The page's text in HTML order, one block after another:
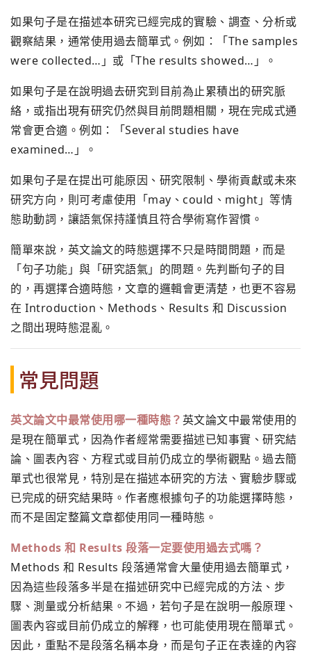
如果句子是在描述本研究已經完成的實驗、調查、分析或
觀察結果，通常使用過去簡單式。例如：「The samples
were collected…」或「The results showed…」。
如果句子是在說明過去研究到目前為止累積出的研究脈
絡，或指出現有研究仍然與目前問題相關，現在完成式通
常會更合適。例如：「Several studies have
examined…」。
如果句子是在提出可能原因、研究限制、學術貢獻或未來
研究方向，則可考慮使用「may、could、might」等情
態助動詞，讓語氣保持謹慎且符合學術寫作習慣。
簡單來說，英文論文的時態選擇不只是時間問題，而是
「句子功能」與「研究語氣」的問題。先判斷句子的目
的，再選擇合適時態，文章的邏輯會更清楚，也更不容易
在 Introduction、Methods、Results 和 Discussion
之間出現時態混亂。
常見問題
英文論文中最常使用哪一種時態？英文論文中最常使用的
是現在簡單式，因為作者經常需要描述已知事實、研究結
論、圖表內容、方程式或目前仍成立的學術觀點。過去簡
單式也很常見，特別是在描述本研究的方法、實驗步驟或
已完成的研究結果時。作者應根據句子的功能選擇時態，
而不是固定整篇文章都使用同一種時態。
Methods 和 Results 段落一定要使用過去式嗎？
Methods 和 Results 段落通常會大量使用過去簡單式，
因為這些段落多半是在描述研究中已經完成的方法、步
驟、測量或分析結果。不過，若句子是在說明一般原理、
圖表內容或目前仍成立的解釋，也可能使用現在簡單式。
因此，重點不是段落名稱本身，而是句子正在表達的內容